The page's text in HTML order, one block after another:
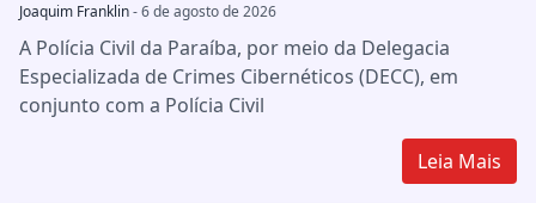
Joaquim Franklin- 6 de agosto de 2026
A Polícia Civil da Paraíba, por meio da Delegacia
Especializada de Crimes Cibernéticos (DECC), em
conjunto com a Polícia Civil
Leia Mais